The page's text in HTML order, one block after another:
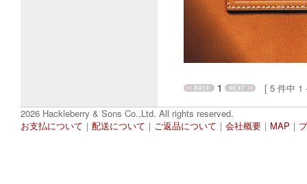
1
[ 5 件中 1
2026 Hackleberry & Sons Co.,Ltd. All rights reserved.
お支払について ｜ 配送について ｜ ご返品について ｜ 会社概要 ｜ MAP ｜